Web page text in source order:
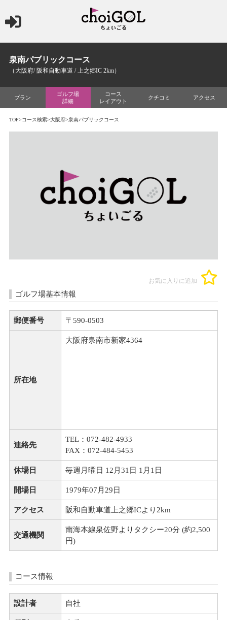
泉南パブリックコース
（大阪府/ 阪和自動車道 / 上之郷IC 2km）
プラン
ゴルフ場
詳細
コース
レイアウト
クチコミ アクセス
TOP>コース検索>大阪府>泉南パブリックコース
お気に入りに追加
ゴルフ場基本情報
郵便番号 〒590-0503
所在地
大阪府泉南市新家4364
連絡先
TEL：072-482-4933
FAX：072-484-5453
休場日 毎週月曜日 12月31日 1月1日
開場日 1979年07月29日
アクセス 阪和自動車道上之郷ICより2km
交通機関
南海本線泉佐野よりタクシー20分 (約2,500
円)
コース情報
設計者 自社